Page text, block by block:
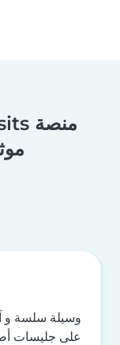
وسيلة سلسة و
على جليسات